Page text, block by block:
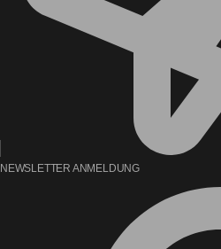
NEWSLETTER ANMELDUNG